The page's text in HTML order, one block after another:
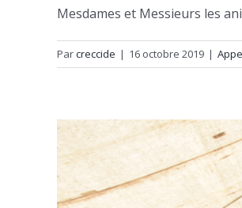
Mesdames et Messieurs les
Parcreccide | 16 octobre 2019 |